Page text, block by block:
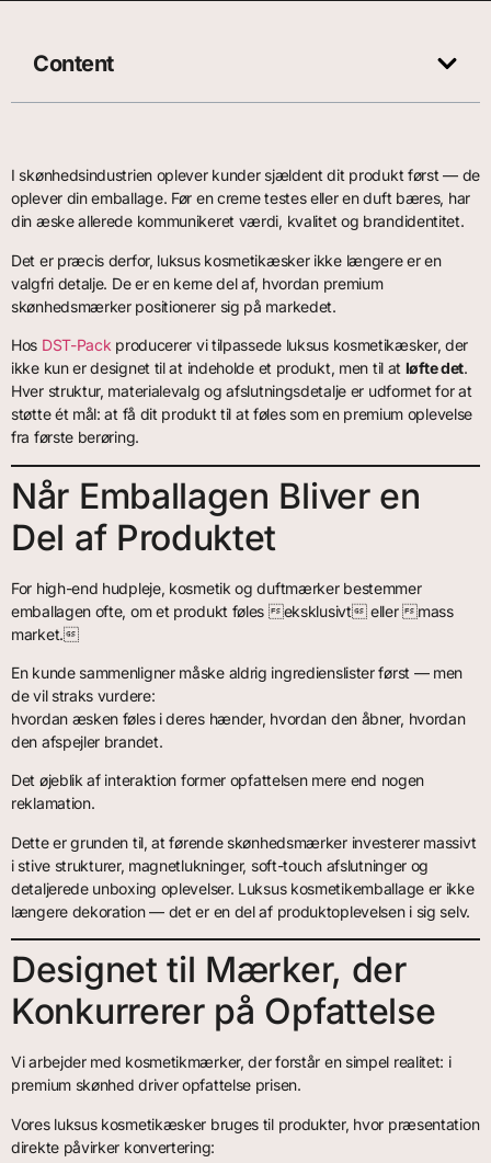
Content
I skønhedsindustrien oplever kunder sjældent dit produkt først — de
oplever din emballage. Før en creme testes eller en duft bæres, har
din æske allerede kommunikeret værdi, kvalitet og brandidentitet.
Det er præcis derfor, luksus kosmetikæsker ikke længere er en
valgfri detalje. De er en kerne del af, hvordan premium
skønhedsmærker positionerer sig på markedet.
Hos DST-Pack producerer vi tilpassede luksus kosmetikæsker, der
ikke kun er designet til at indeholde et produkt, men til at løfte det.
Hver struktur, materialevalg og afslutningsdetalje er udformet for at
støtte ét mål: at få dit produkt til at føles som en premium oplevelse
fra første berøring.
Når Emballagen Bliver en
Del af Produktet
For high-end hudpleje, kosmetik og duftmærker bestemmer
emballagen ofte, om et produkt føles eksklusivt eller mass
market.
En kunde sammenligner måske aldrig ingredienslister først — men
de vil straks vurdere:
hvordan æsken føles i deres hænder, hvordan den åbner, hvordan
den afspejler brandet.
Det øjeblik af interaktion former opfattelsen mere end nogen
reklamation.
Dette er grunden til, at førende skønhedsmærker investerer massivt
i stive strukturer, magnetlukninger, soft-touch afslutninger og
detaljerede unboxing oplevelser. Luksus kosmetikemballage er ikke
længere dekoration — det er en del af produktoplevelsen i sig selv.
Designet til Mærker, der
Konkurrerer på Opfattelse
Vi arbejder med kosmetikmærker, der forstår en simpel realitet: i
premium skønhed driver opfattelse prisen.
Vores luksus kosmetikæsker bruges til produkter, hvor præsentation
direkte påvirker konvertering: